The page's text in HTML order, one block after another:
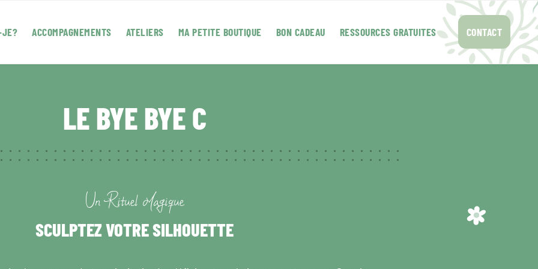
JE? ACCOMPAGNEMENTS ATELIERS MA PETITE BOUTIQUE BON CADEAU RESSOURCES GRATUITES CONTACT
LE BYE BYE C
Un Rituel Magique
SCULPTEZ VOTRE SILHOUETTE